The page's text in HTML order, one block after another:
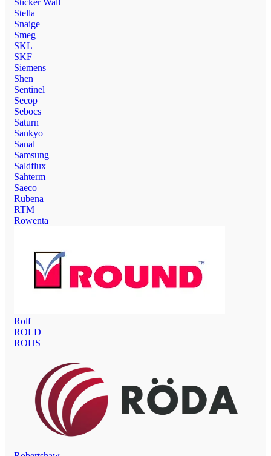
Sticker Wall
Stella
Snaige
Smeg
SKL
SKF
Siemens
Shen
Sentinel
Secop
Sebocs
Saturn
Sankyo
Sanal
Samsung
Saldflux
Sahterm
Saeco
Rubena
RTM
Rowenta
Rolf
ROLD
ROHS